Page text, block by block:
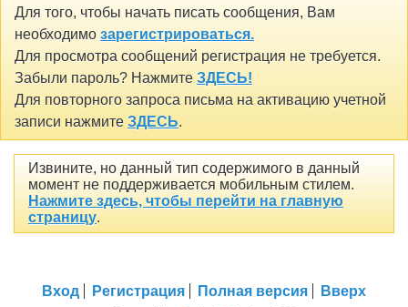
Для того, чтобы начать писать сообщения, Вам
необходимо зарегистрироваться.
Для просмотра сообщений регистрация не требуется.
Забыли пароль? Нажмите ЗДЕСЬ!
Для повторного запроса письма на активацию учетной
записи нажмите ЗДЕСЬ.
Извините, но данный тип содержимого в данный
момент не поддерживается мобильным стилем.
Нажмите здесь, чтобы перейти на главную
страницу.
Вход Регистрация Полная версия Вверх